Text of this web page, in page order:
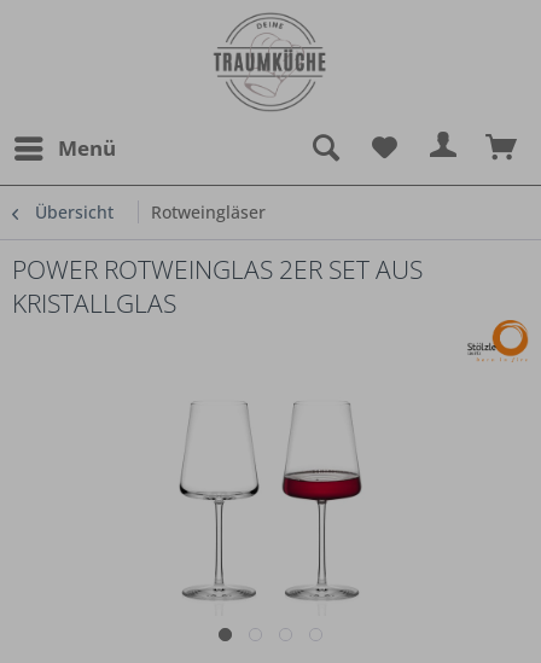
Menü
Übersicht Rotweingläser
POWER ROTWEINGLAS 2ER SET AUS
KRISTALLGLAS